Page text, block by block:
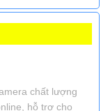
chất lượng
hỗ trợ cho